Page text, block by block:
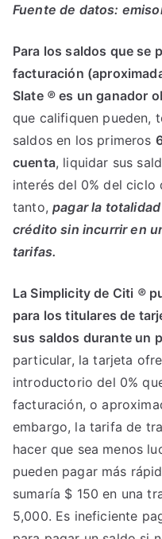
Fuente de datos:
Para los saldos que se
facturación
Slate ® es un ganador
que califiquen pueden,
saldos en los primeros
cuenta, liquidar sus
interés del 0% del ciclo
tanto,pagar la
crédito sin incurrir en
tarifas.
La Simplicity de Citi ®
para los titulares de
sus saldos durante un
particular, la tarjeta
introductorio del 0%
facturación, o
embargo, la tarifa de
hacer que sea menos
pueden pagar más
sumaría $ 150 en una
5,000. Es ineficiente